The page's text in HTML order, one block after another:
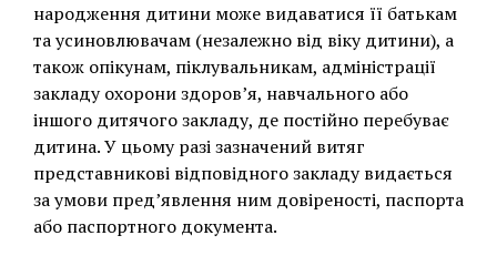
народження дитини може видаватися її батькам
та усиновлювачам (незалежно від віку дитини), а
також опікунам, піклувальникам, адміністрації
закладу охорони здоров’я, навчального або
іншого дитячого закладу, де постійно перебуває
дитина. У цьому разі зазначений витяг
представникові відповідного закладу видається
за умови пред’явлення ним довіреності, паспорта
або паспортного документа.